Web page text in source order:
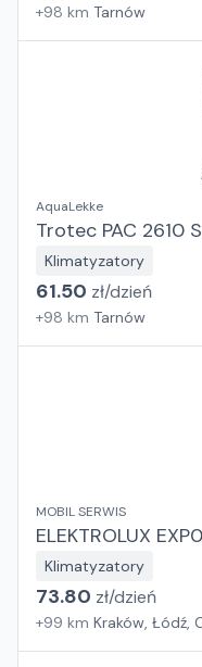
+98 km Tarnów
AquaLekke
Trotec PAC 2610 S
Klimatyzatory
61.50 zł/dzień
+98 km Tarnów
MOBIL SERWIS
ELEKTROLUX
Klimatyzatory
73.80 zł/dzień
+99 km Kraków, Łódź,